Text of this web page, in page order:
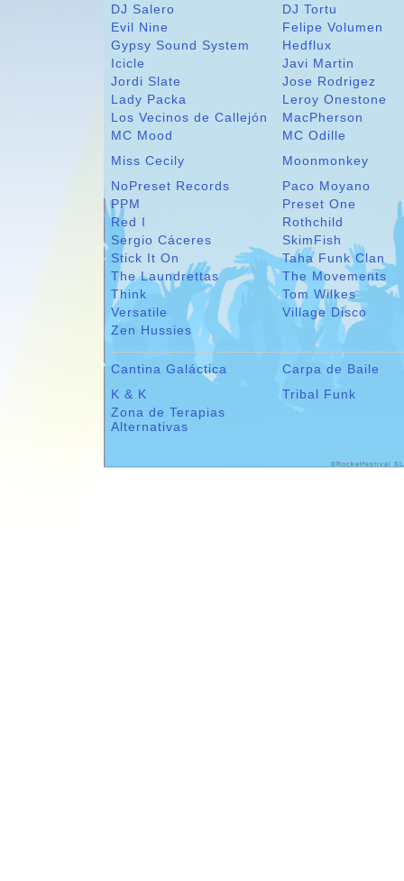
DJ Salero
DJ Tortu
Evil Nine
Felipe Volumen
Gypsy Sound System
Hedflux
Icicle
Javi Martin
Jordi Slate
Jose Rodrigez
Lady Packa
Leroy Onestone
Los Vecinos de Callejón
MacPherson
MC Mood
MC Odille
Miss Cecily
Moonmonkey
NoPreset Records
Paco Moyano
PPM
Preset One
Red I
Rothchild
Sergio Cáceres
SkimFish
Stick It On
Taha Funk Clan
The Laundrettas
The Movements
Think
Tom Wilkes
Versatile
Village Disco
Zen Hussies
Cantina Galáctica
Carpa de Baile
K & K
Tribal Funk
Zona de Terapias
Alternativas
©Rocketfestival